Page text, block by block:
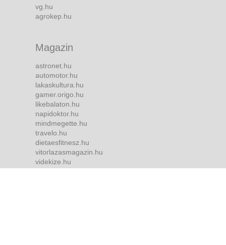
vg.hu
agrokep.hu
Magazin
astronet.hu
automotor.hu
lakaskultura.hu
gamer.origo.hu
likebalaton.hu
napidoktor.hu
mindmegette.hu
travelo.hu
dietaesfitnesz.hu
vitorlazasmagazin.hu
videkize.hu